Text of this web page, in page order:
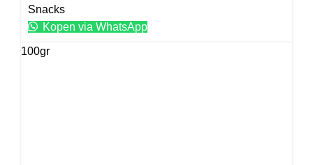
Snacks
Kopen via WhatsApp
100gr